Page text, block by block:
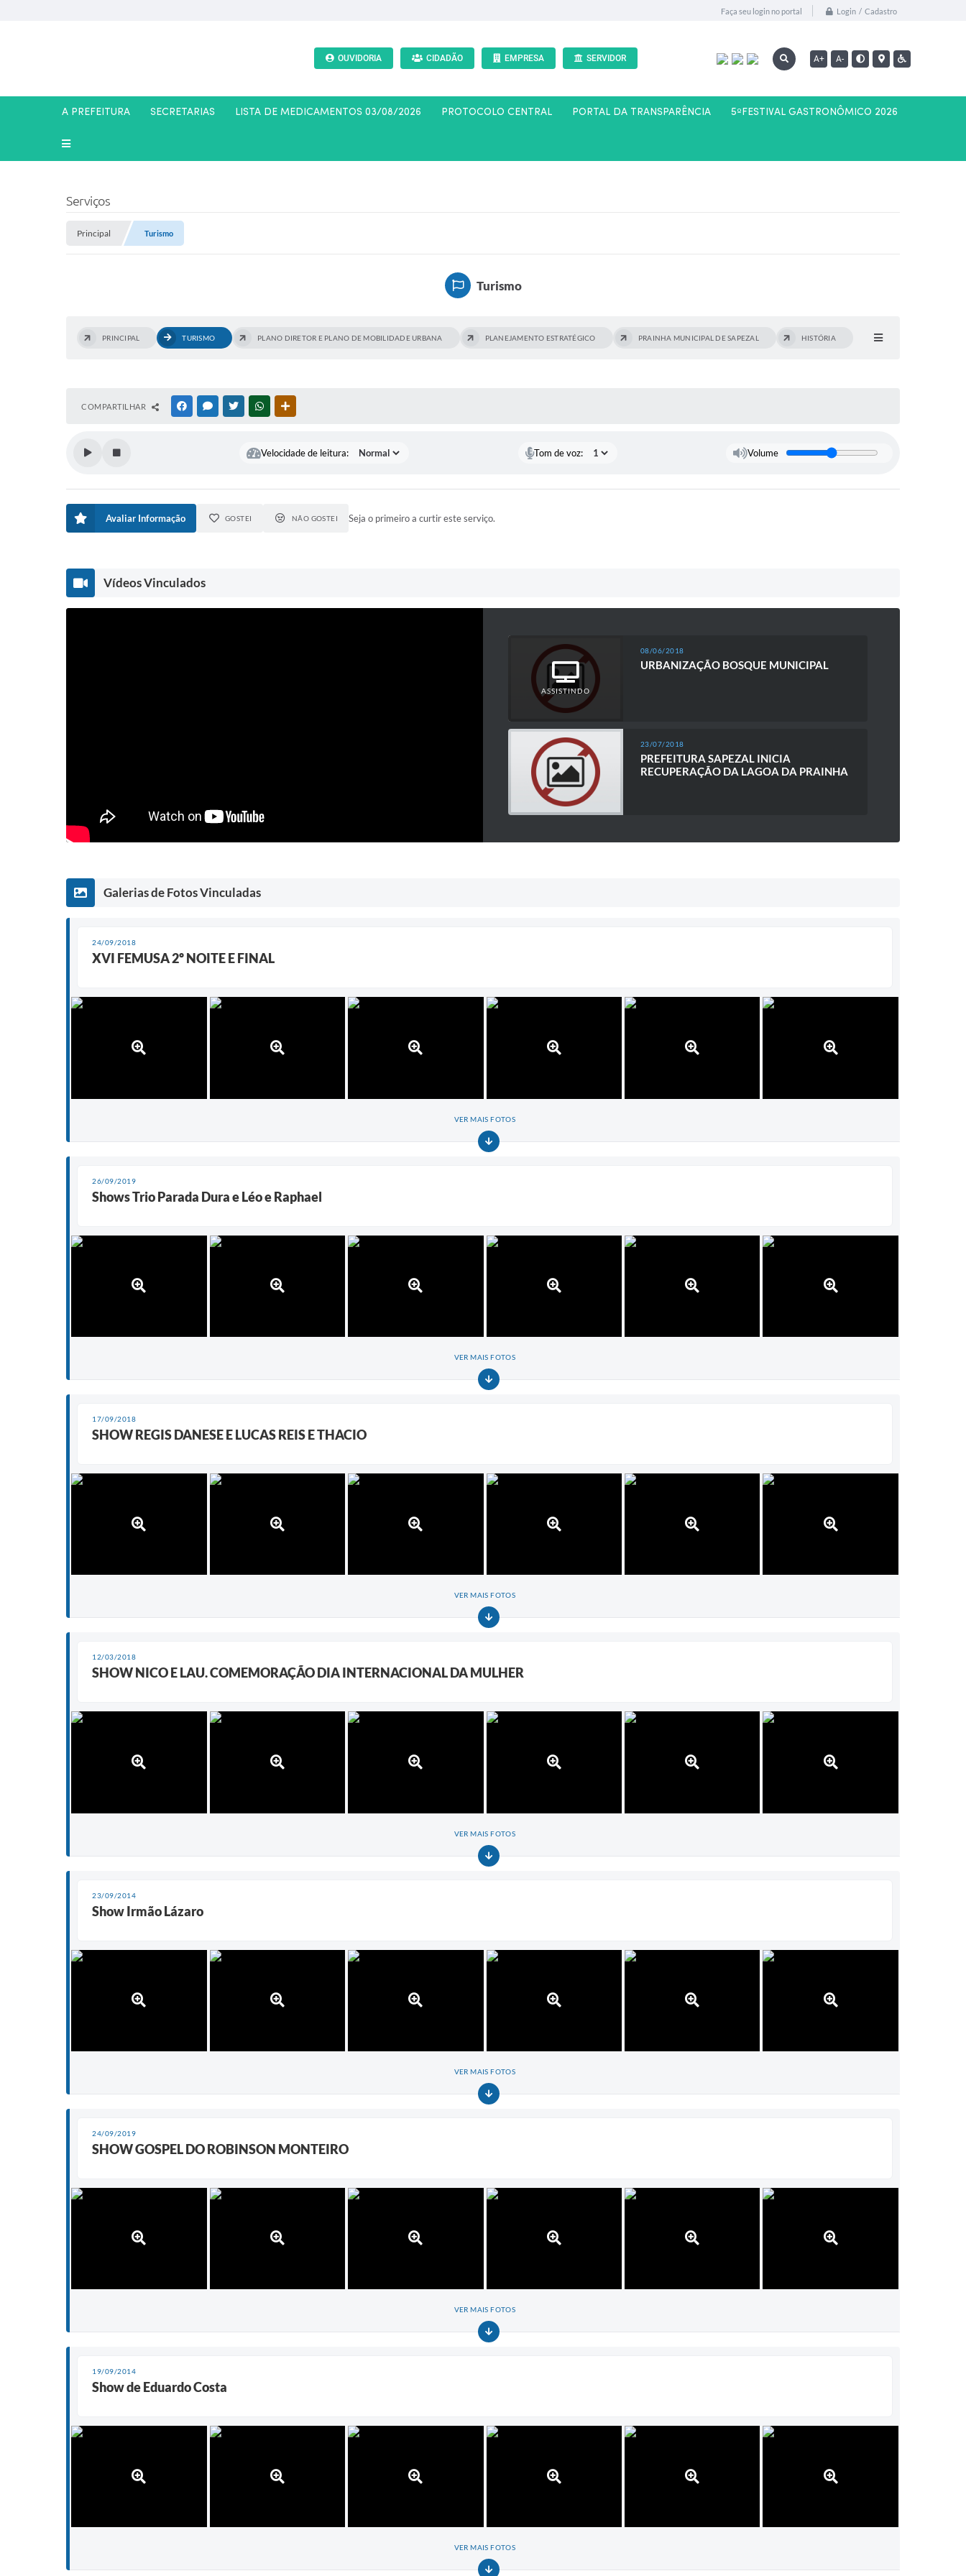
Faça seu login no portal Login / Cadastro
OUVIDORIA CIDADÃO EMPRESA SERVIDOR A+ A-
A PREFEITURA SECRETARIAS LISTA DE MEDICAMENTOS 03/08/2026 PROTOCOLO CENTRAL PORTAL DA TRANSPARÊNCIA 5ºFESTIVAL GASTRONÔMICO 2026
Serviços
Principal Turismo
Turismo
PRINCIPAL TURISMO PLANO DIRETOR E PLANO DE MOBILIDADE URBANA PLANEJAMENTO ESTRATÉGICO PRAINHA MUNICIPAL DE SAPEZAL HISTÓRIA
COMPARTILHAR FACEBOOKMESSENGER
TWITTERWHATSAPP
Velocidade de leitura: Tom de voz: Volume
Avaliar Informação GOSTEI NÃO GOSTEI Seja o primeiro a curtir este serviço.
Vídeos Vinculados
ASSISTINDO
08/06/2018
URBANIZAÇÃO BOSQUE MUNICIPAL
23/07/2018
PREFEITURA SAPEZAL INICIA
RECUPERAÇÃO DA LAGOA DA PRAINHA
Galerias de Fotos Vinculadas
24/09/2018
XVI FEMUSA 2º NOITE E FINAL
VER MAIS FOTOS
26/09/2019
Shows Trio Parada Dura e Léo e Raphael
VER MAIS FOTOS
17/09/2018
SHOW REGIS DANESE E LUCAS REIS E THACIO
VER MAIS FOTOS
12/03/2018
SHOW NICO E LAU. COMEMORAÇÃO DIA INTERNACIONAL DA MULHER
VER MAIS FOTOS
23/09/2014
Show Irmão Lázaro
VER MAIS FOTOS
24/09/2019
SHOW GOSPEL DO ROBINSON MONTEIRO
VER MAIS FOTOS
19/09/2014
Show de Eduardo Costa
VER MAIS FOTOS